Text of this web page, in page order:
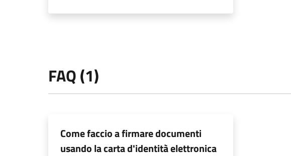
FAQ (1)
Come faccio a firmare documenti
usando la carta d'identità elettronica